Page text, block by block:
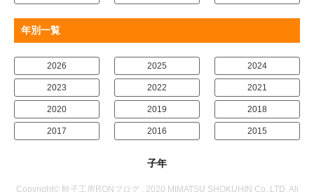
年別一覧
2026 2025 2024
2023 2022 2021
2020 2019 2018
2017 2016 2015
子年
Copyright© 餃子工房RONブログ , 2020 MIMATSU SHOKUHIN Co.,LTD. All